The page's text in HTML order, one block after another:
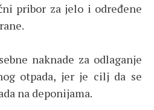
pribor za jelo i određene
naknade za odlaganje
otpada, jer je cilj da se
na deponijama.